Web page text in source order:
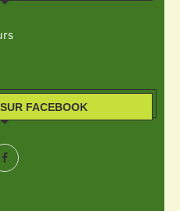
FACEBOOK